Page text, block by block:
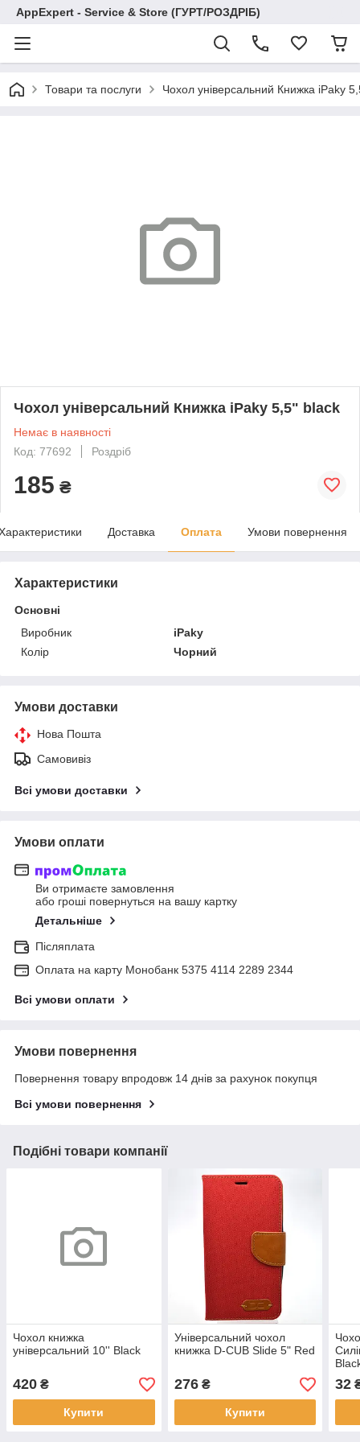
AppExpert - Service & Store (ГУРТ/РОЗДРІБ)
Товари та послуги Чохол універсальний Книжка iPaky
Чохол універсальний Книжка iPaky 5,5" black
Немає в наявності
Код: 77692
Роздріб
185 ₴
Доставка Оплата Умови повернення
Характеристики
Основні
Виробник
iPaky
Колір
Чорний
Умови доставки
Нова Пошта
Самовивіз
Всі умови доставки
Умови оплати
Ви отримаєте замовлення
або гроші повернуться на вашу картку
Детальніше
Післяплата
Оплата на карту Монобанк 5375 4114 2289 2344
Всі умови оплати
Умови повернення
Повернення товару впродовж 14 днів за рахунок покупця
Всі умови повернення
Подібні товари компанії
Чохол книжка
універсальний 10'' Black
420 ₴
Купити
Універсальний чохол
книжка D-CUB Slide 5" Red
276₴
Купити
32